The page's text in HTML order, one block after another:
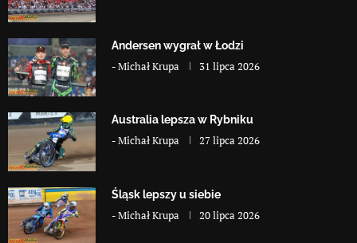
Andersen wygrał w Łodzi
-Michał Krupa 31 lipca 2026
Australia lepsza w Rybniku
-Michał Krupa 27 lipca 2026
Śląsk lepszy u siebie
-Michał Krupa 20 lipca 2026